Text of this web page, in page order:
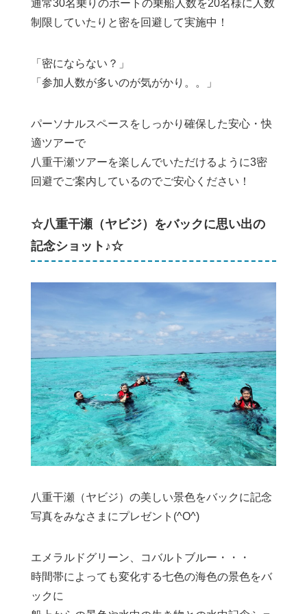
通常30名乗りのボートの乗船人数を20名様に人数
制限していたりと密を回避して実施中！
「密にならない？」
「参加人数が多いのが気がかり。。」
パーソナルスペースをしっかり確保した安心・快
適ツアーで
八重干瀬ツアーを楽しんでいただけるように3密
回避でご案内しているのでご安心ください！
☆八重干瀬（ヤビジ）をバックに思い出の
記念ショット♪☆
八重干瀬（ヤビジ）の美しい景色をバックに記念
写真をみなさまにプレゼント(^O^)
エメラルドグリーン、コバルトブルー・・・
時間帯によっても変化する七色の海色の景色をバ
ックに